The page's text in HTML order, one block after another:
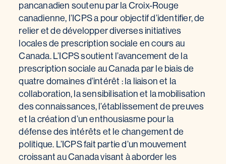
pancanadien soutenu par la Croix-Rouge
canadienne, l’ICPS a pour objectif d’identifier, de
relier et de développer diverses initiatives
locales de prescription sociale en cours au
Canada. L’ICPS soutient l’avancement de la
prescription sociale au Canada par le biais de
quatre domaines d’intérêt : la liaison et la
collaboration, la sensibilisation et la mobilisation
des connaissances, l’établissement de preuves
et la création d’un enthousiasme pour la
défense des intérêts et le changement de
politique. L’ICPS fait partie d’un mouvement
croissant au Canada visant à aborder les